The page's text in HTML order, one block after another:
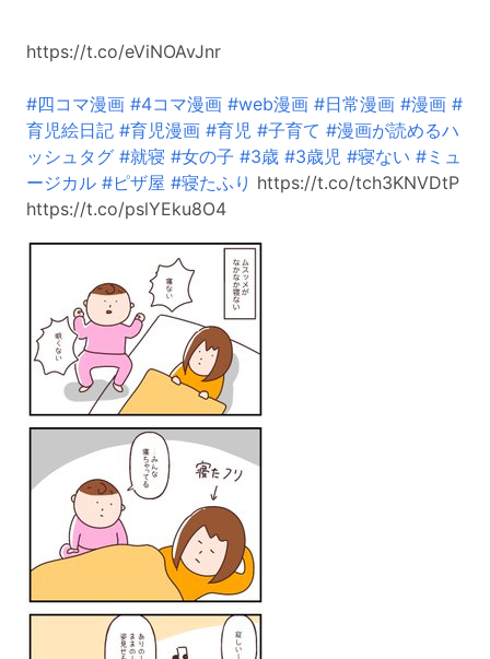
https://t.co/eViNOAvJnr
#四コマ漫画 #4コマ漫画 #web漫画 #日常漫画 #漫画 #
育児絵日記 #育児漫画 #育児 #子育て #漫画が読めるハ
ッシュタグ #就寝 #女の子 #3歳 #3歳児 #寝ない #ミュ
ージカル #ピザ屋 #寝たふり https://t.co/tch3KNVDtP
https://t.co/pslYEku8O4